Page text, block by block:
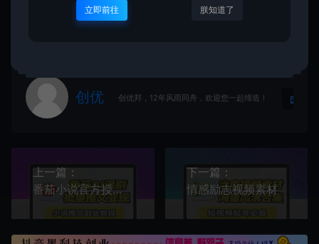
创优 创优邦，12年风雨同舟，欢迎您一起缔造！
上一篇：
番茄小说官方授权打造爆款推文视频
下一篇：
情感励志视频素材
立即前往 朕知道了